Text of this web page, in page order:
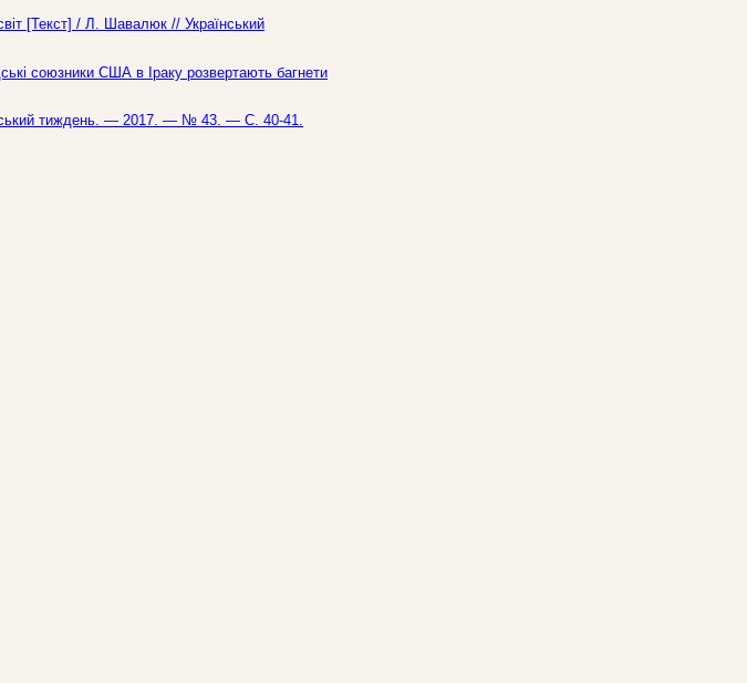
[Текст] / Л. Шавалюк // Український
союзники США в Іраку розвертають багнети
тиждень. — 2017. — № 43. — С. 40-41.